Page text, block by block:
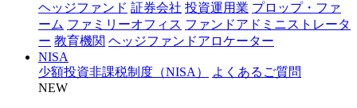
ヘッジファンド 証券会社 投資運用業 プロップ・ファ
ーム ファミリーオフィス ファンドアドミニストレータ
ー 教育機関 ヘッジファンドアロケーター
NISA
少額投資非課税制度（NISA）
よくあるご質問
NEW